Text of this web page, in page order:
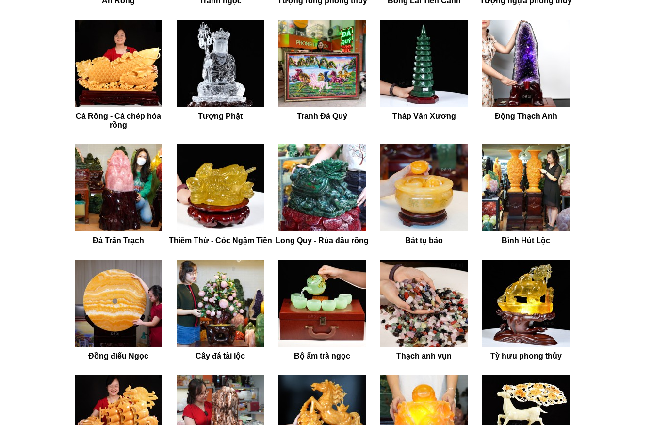
Cá Rồng - Cá chép hóa
rồng
Tượng Phật Tranh Đá Quý Tháp Văn Xương Động Thạch Anh
Đá Trấn Trạch Thiềm Thừ - Cóc Ngậm Tiền Long Quy - Rùa đầu rồng Bát tụ bảo Bình Hút Lộc
Đồng điếu Ngọc Cây đá tài lộc Bộ ấm trà ngọc Thạch anh vụn Tỳ hưu phong thủy